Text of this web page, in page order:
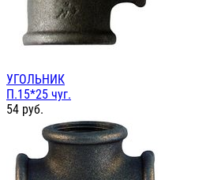
УГОЛЬНИК
П.15*25 чуг.
54 руб.